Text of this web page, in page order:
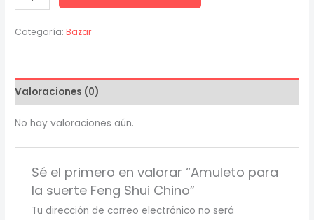
para
la
Shui
Chino
cantidad
Categoría:Bazar
Valoraciones (0)
No hay valoraciones aún.
Sé el primero en valorar “Amuleto para
la suerte Feng Shui Chino”
Tu dirección de correo electrónico no será